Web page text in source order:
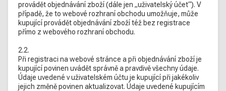
provádět objednávání zboží (dále jen „uživatelský účet“). V
případě, že to webové rozhraní obchodu umožňuje, může
kupující provádět objednávání zboží též bez registrace
přímo z webového rozhraní obchodu.
2.2.
Při registraci na webové stránce a při objednávání zboží je
kupující povinen uvádět správně a pravdivě všechny údaje.
Údaje uvedené v uživatelském účtu je kupující při jakékoliv
jejich změně povinen aktualizovat. Údaje uvedené kupujícím